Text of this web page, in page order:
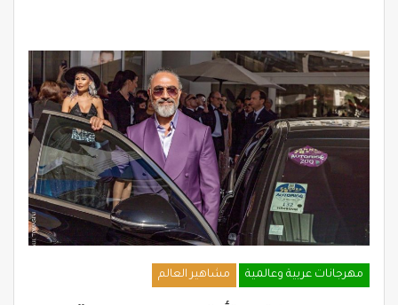
مهرجانات عربية وعالمية مشاهير العالم